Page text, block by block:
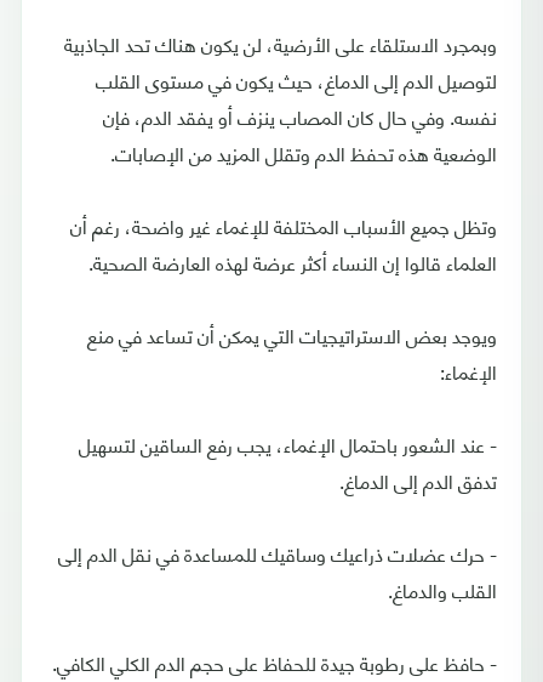
وبمجرد الاستلقاء على الأرضية، لن يكون هناك تحد الجاذبية
لتوصيل الدم إلى الدماغ، حيث يكون في مستوى القلب
نفسه. وفي حال كان المصاب ينزف أو يفقد الدم، فإن
الوضعية هذه تحفظ الدم وتقلل المزيد من الإصابات.
وتظل جميع الأسباب المختلفة للإغماء غير واضحة، رغم أن
العلماء قالوا إن النساء أكثر عرضة لهذه العارضة الصحية.
ويوجد بعض الاستراتيجيات التي يمكن أن تساعد في منع
الإغماء:
- عند الشعور باحتمال الإغماء، يجب رفع الساقين لتسهيل
تدفق الدم إلى الدماغ.
- حرك عضلات ذراعيك وساقيك للمساعدة في نقل الدم إلى
القلب والدماغ.
- حافظ على رطوبة جيدة للحفاظ على حجم الدم الكلي الكافي.